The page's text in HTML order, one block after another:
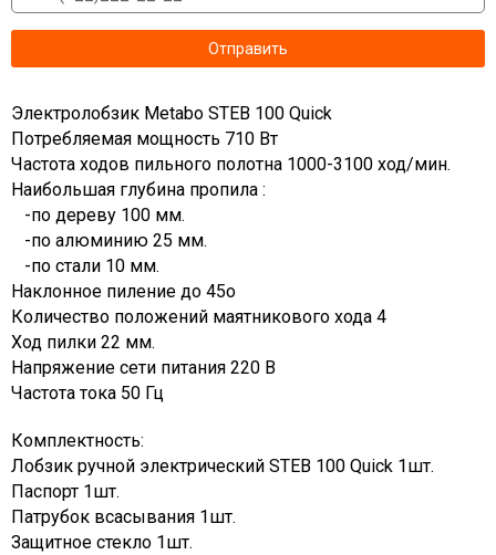
Электролобзик Metabo STEB 100 Quick
Потребляемая мощность 710 Вт
Частота ходов пильного полотна 1000-3100 ход/мин.
Наибольшая глубина пропила :
-по дереву 100 мм.
-по алюминию 25 мм.
-по стали 10 мм.
Наклонное пиление до 45о
Количество положений маятникового хода 4
Ход пилки 22 мм.
Напряжение сети питания 220 В
Частота тока 50 Гц
Комплектность:
Лобзик ручной электрический STEB 100 Quick 1шт.
Паспорт 1шт.
Патрубок всасывания 1шт.
Защитное стекло 1шт.